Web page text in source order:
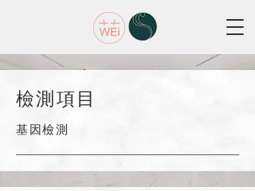
檢測項目
​基因檢測